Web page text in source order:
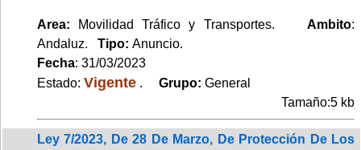
Area: Movilidad Tráfico y Transportes. Ambito:
Andaluz. Tipo: Anuncio.
Fecha: 31/03/2023
Estado: Vigente . Grupo: General
Tamaño:5 kb
Ley 7/2023, De 28 De Marzo, De Protección De Los